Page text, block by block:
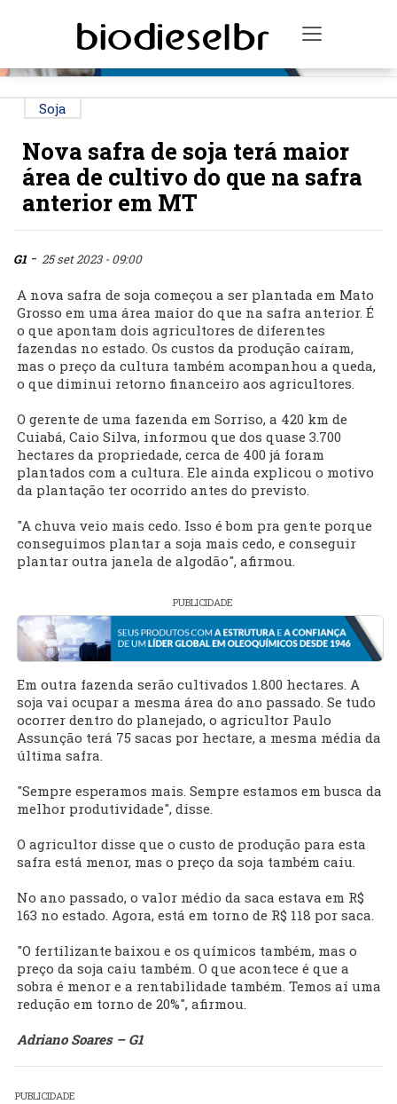
Toggle
Soja
Nova safra de soja terá maior
área de cultivo do que na safra
anterior em MT
G1 - 25 set 2023 - 09:00
A nova safra de soja começou a ser plantada em Mato
Grosso em uma área maior do que na safra anterior. É
o que apontam dois agricultores de diferentes
fazendas no estado. Os custos da produção caíram,
mas o preço da cultura também acompanhou a queda,
o que diminui retorno financeiro aos agricultores.
O gerente de uma fazenda em Sorriso, a 420 km de
Cuiabá, Caio Silva, informou que dos quase 3.700
hectares da propriedade, cerca de 400 já foram
plantados com a cultura. Ele ainda explicou o motivo
da plantação ter ocorrido antes do previsto.
"A chuva veio mais cedo. Isso é bom pra gente porque
conseguimos plantar a soja mais cedo, e conseguir
plantar outra janela de algodão", afirmou.
PUBLICIDADE
Em outra fazenda serão cultivados 1.800 hectares. A
soja vai ocupar a mesma área do ano passado. Se tudo
ocorrer dentro do planejado, o agricultor Paulo
Assunção terá 75 sacas por hectare, a mesma média da
última safra.
"Sempre esperamos mais. Sempre estamos em busca da
melhor produtividade", disse.
O agricultor disse que o custo de produção para esta
safra está menor, mas o preço da soja também caiu.
No ano passado, o valor médio da saca estava em R$
163 no estado. Agora, está em torno de R$ 118 por saca.
"O fertilizante baixou e os químicos também, mas o
preço da soja caiu também. O que acontece é que a
sobra é menor e a rentabilidade também. Temos aí uma
redução em torno de 20%", afirmou.
Adriano Soares – G1
PUBLICIDADE